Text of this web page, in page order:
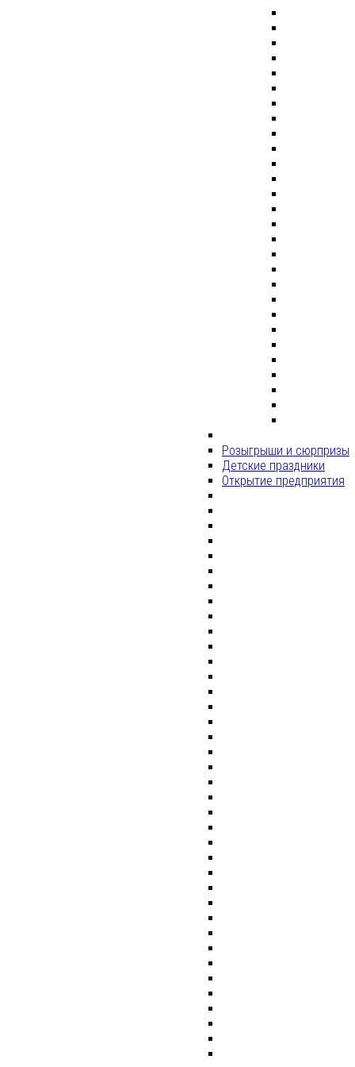
Розыгрыши и сюрпризы
Детские праздники
Открытие предприятия